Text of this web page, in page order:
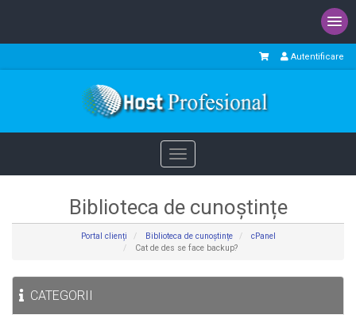
Autentificare
Toggle
navigation
Biblioteca de cunoștințe
Portal clienți Biblioteca de cunoștințe
cPanel
Cat de des se face backup?
CATEGORII